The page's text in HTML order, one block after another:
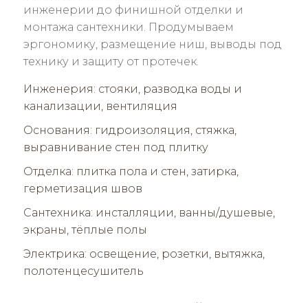
инженерии до финишной отделки и
монтажа сантехники. Продумываем
эргономику, размещение ниш, выводы под
технику и защиту от протечек.
Инженерия: стояки, разводка воды и
канализации, вентиляция
Основания: гидроизоляция, стяжка,
выравнивание стен под плитку
Отделка: плитка пола и стен, затирка,
герметизация швов
Сантехника: инсталляции, ванны/душевые,
экраны, тёплые полы
Электрика: освещение, розетки, вытяжка,
полотенцесушитель